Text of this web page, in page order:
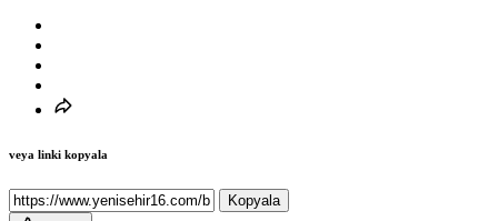
veya linki kopyala
Kopyala